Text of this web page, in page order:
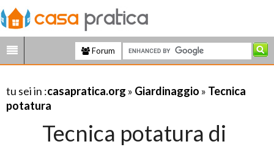
Forum
tu sei in :casapratica.org » Giardinaggio » Tecnica
potatura
Tecnica potatura di